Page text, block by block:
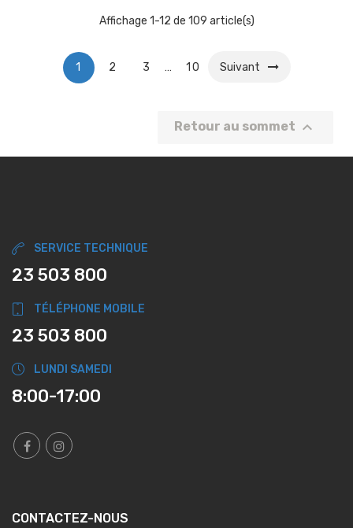
Affichage 1-12 de 109 article(s)
1 2 3 … 10 Suivant
Retour au sommet 
SERVICE TECHNIQUE
23 503 800
TÉLÉPHONE MOBILE
23 503 800
LUNDI SAMEDI
8:00-17:00
CONTACTEZ-NOUS